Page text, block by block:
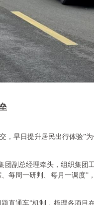
早日提升居民出行体验”
副总经理牵头，组织集团
每周一研判、每月一调度”
直通车”机制，梳理各项目